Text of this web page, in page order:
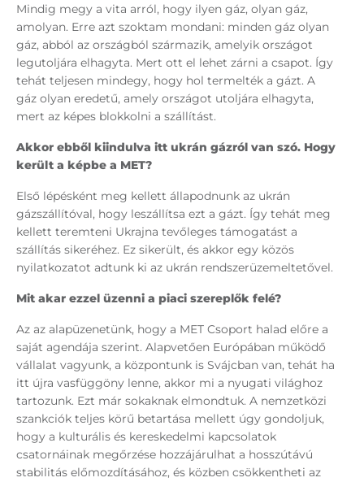
Mindig megy a vita arról, hogy ilyen gáz, olyan gáz,
amolyan. Erre azt szoktam mondani: minden gáz olyan
gáz, abból az országból származik, amelyik országot
legutoljára elhagyta. Mert ott el lehet zárni a csapot. Így
tehát teljesen mindegy, hogy hol termelték a gázt. A
gáz olyan eredetű, amely országot utoljára elhagyta,
mert az képes blokkolni a szállítást.
Akkor ebből kiindulva itt ukrán gázról van szó. Hogy
került a képbe a MET?
Első lépésként meg kellett állapodnunk az ukrán
gázszállítóval, hogy leszállítsa ezt a gázt. Így tehát meg
kellett teremteni Ukrajna tevőleges támogatást a
szállítás sikeréhez. Ez sikerült, és akkor egy közös
nyilatkozatot adtunk ki az ukrán rendszerüzemeltetővel.
Mit akar ezzel üzenni a piaci szereplők felé?
Az az alapüzenetünk, hogy a MET Csoport halad előre a
saját agendája szerint. Alapvetően Európában működő
vállalat vagyunk, a központunk is Svájcban van, tehát ha
itt újra vasfüggöny lenne, akkor mi a nyugati világhoz
tartozunk. Ezt már sokaknak elmondtuk. A nemzetközi
szankciók teljes körű betartása mellett úgy gondoljuk,
hogy a kulturális és kereskedelmi kapcsolatok
csatornáinak megőrzése hozzájárulhat a hosszútávú
stabilitás előmozdításához, és közben csökkentheti az